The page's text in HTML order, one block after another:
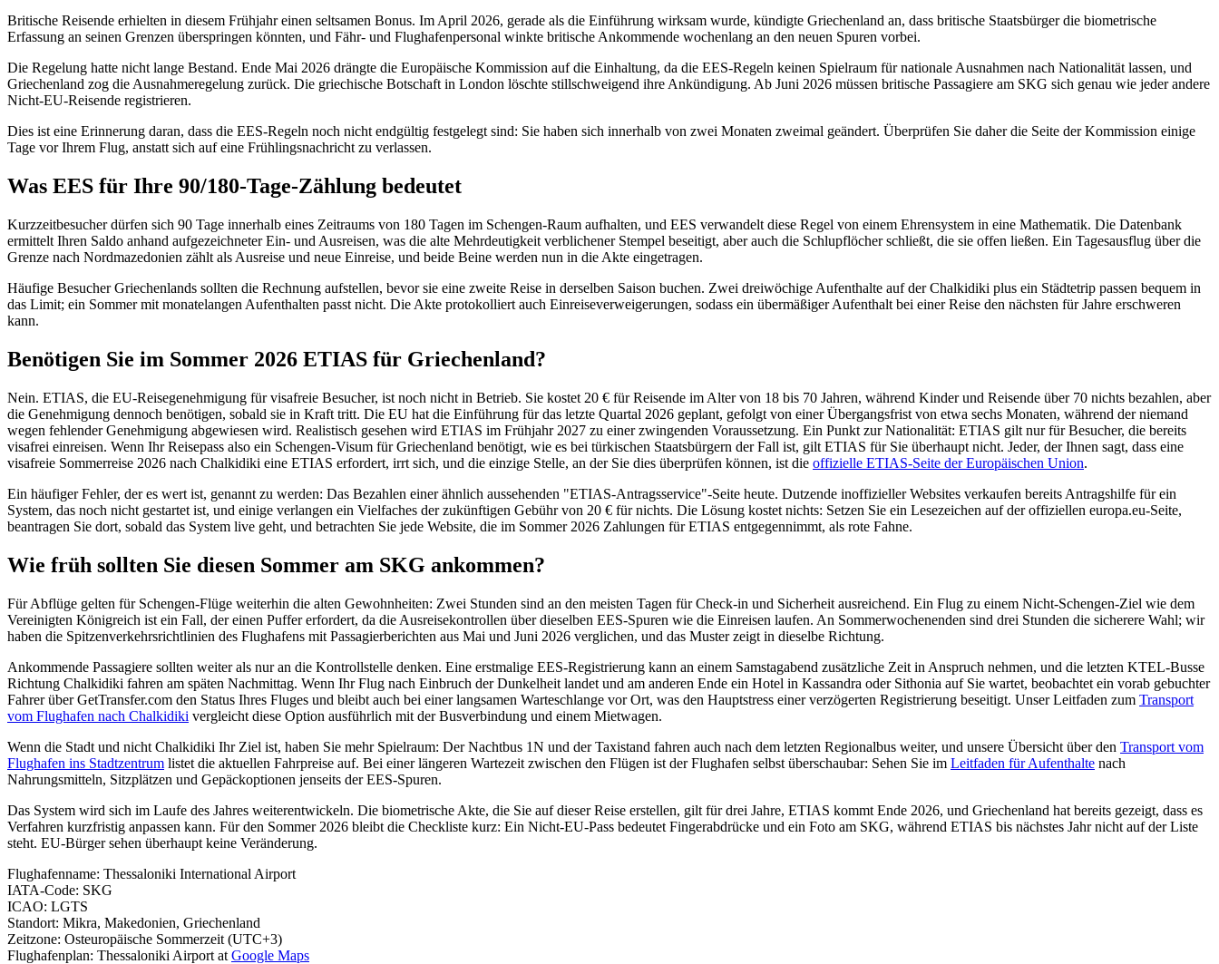
Britische Reisende erhielten in diesem Frühjahr einen seltsamen Bonus. Im April 2026, gerade als die Einführung wirksam wurde, kündigte Griechenland an, dass britische Staatsbürger die biometrische
Erfassung an seinen Grenzen überspringen könnten, und Fähr- und Flughafenpersonal winkte britische Ankommende wochenlang an den neuen Spuren vorbei.
Die Regelung hatte nicht lange Bestand. Ende Mai 2026 drängte die Europäische Kommission auf die Einhaltung, da die EES-Regeln keinen Spielraum für nationale Ausnahmen nach Nationalität lassen, und
Griechenland zog die Ausnahmeregelung zurück. Die griechische Botschaft in London löschte stillschweigend ihre Ankündigung. Ab Juni 2026 müssen britische Passagiere am SKG sich genau wie jeder andere
Nicht-EU-Reisende registrieren.
Dies ist eine Erinnerung daran, dass die EES-Regeln noch nicht endgültig festgelegt sind: Sie haben sich innerhalb von zwei Monaten zweimal geändert. Überprüfen Sie daher die Seite der Kommission einige
Tage vor Ihrem Flug, anstatt sich auf eine Frühlingsnachricht zu verlassen.
Was EES für Ihre 90/180-Tage-Zählung bedeutet
Kurzzeitbesucher dürfen sich 90 Tage innerhalb eines Zeitraums von 180 Tagen im Schengen-Raum aufhalten, und EES verwandelt diese Regel von einem Ehrensystem in eine Mathematik. Die Datenbank
ermittelt Ihren Saldo anhand aufgezeichneter Ein- und Ausreisen, was die alte Mehrdeutigkeit verblichener Stempel beseitigt, aber auch die Schlupflöcher schließt, die sie offen ließen. Ein Tagesausflug über die
Grenze nach Nordmazedonien zählt als Ausreise und neue Einreise, und beide Beine werden nun in die Akte eingetragen.
Häufige Besucher Griechenlands sollten die Rechnung aufstellen, bevor sie eine zweite Reise in derselben Saison buchen. Zwei dreiwöchige Aufenthalte auf der Chalkidiki plus ein Städtetrip passen bequem in
das Limit; ein Sommer mit monatelangen Aufenthalten passt nicht. Die Akte protokolliert auch Einreiseverweigerungen, sodass ein übermäßiger Aufenthalt bei einer Reise den nächsten für Jahre erschweren
kann.
Benötigen Sie im Sommer 2026 ETIAS für Griechenland?
Nein. ETIAS, die EU-Reisegenehmigung für visafreie Besucher, ist noch nicht in Betrieb. Sie kostet 20 € für Reisende im Alter von 18 bis 70 Jahren, während Kinder und Reisende über 70 nichts bezahlen, aber
die Genehmigung dennoch benötigen, sobald sie in Kraft tritt. Die EU hat die Einführung für das letzte Quartal 2026 geplant, gefolgt von einer Übergangsfrist von etwa sechs Monaten, während der niemand
wegen fehlender Genehmigung abgewiesen wird. Realistisch gesehen wird ETIAS im Frühjahr 2027 zu einer zwingenden Voraussetzung. Ein Punkt zur Nationalität: ETIAS gilt nur für Besucher, die bereits
visafrei einreisen. Wenn Ihr Reisepass also ein Schengen-Visum für Griechenland benötigt, wie es bei türkischen Staatsbürgern der Fall ist, gilt ETIAS für Sie überhaupt nicht. Jeder, der Ihnen sagt, dass eine
visafreie Sommerreise 2026 nach Chalkidiki eine ETIAS erfordert, irrt sich, und die einzige Stelle, an der Sie dies überprüfen können, ist die offizielle ETIAS-Seite der Europäischen Union.
Ein häufiger Fehler, der es wert ist, genannt zu werden: Das Bezahlen einer ähnlich aussehenden "ETIAS-Antragsservice"-Seite heute. Dutzende inoffizieller Websites verkaufen bereits Antragshilfe für ein
System, das noch nicht gestartet ist, und einige verlangen ein Vielfaches der zukünftigen Gebühr von 20 € für nichts. Die Lösung kostet nichts: Setzen Sie ein Lesezeichen auf der offiziellen europa.eu-Seite,
beantragen Sie dort, sobald das System live geht, und betrachten Sie jede Website, die im Sommer 2026 Zahlungen für ETIAS entgegennimmt, als rote Fahne.
Wie früh sollten Sie diesen Sommer am SKG ankommen?
Für Abflüge gelten für Schengen-Flüge weiterhin die alten Gewohnheiten: Zwei Stunden sind an den meisten Tagen für Check-in und Sicherheit ausreichend. Ein Flug zu einem Nicht-Schengen-Ziel wie dem
Vereinigten Königreich ist ein Fall, der einen Puffer erfordert, da die Ausreisekontrollen über dieselben EES-Spuren wie die Einreisen laufen. An Sommerwochenenden sind drei Stunden die sicherere Wahl; wir
haben die Spitzenverkehrsrichtlinien des Flughafens mit Passagierberichten aus Mai und Juni 2026 verglichen, und das Muster zeigt in dieselbe Richtung.
Ankommende Passagiere sollten weiter als nur an die Kontrollstelle denken. Eine erstmalige EES-Registrierung kann an einem Samstagabend zusätzliche Zeit in Anspruch nehmen, und die letzten KTEL-Busse
Richtung Chalkidiki fahren am späten Nachmittag. Wenn Ihr Flug nach Einbruch der Dunkelheit landet und am anderen Ende ein Hotel in Kassandra oder Sithonia auf Sie wartet, beobachtet ein vorab gebuchter
Fahrer über GetTransfer.com den Status Ihres Fluges und bleibt auch bei einer langsamen Warteschlange vor Ort, was den Hauptstress einer verzögerten Registrierung beseitigt. Unser Leitfaden zum Transport
vom Flughafen nach Chalkidiki vergleicht diese Option ausführlich mit der Busverbindung und einem Mietwagen.
Wenn die Stadt und nicht Chalkidiki Ihr Ziel ist, haben Sie mehr Spielraum: Der Nachtbus 1N und der Taxistand fahren auch nach dem letzten Regionalbus weiter, und unsere Übersicht über den Transport vom
Flughafen ins Stadtzentrum listet die aktuellen Fahrpreise auf. Bei einer längeren Wartezeit zwischen den Flügen ist der Flughafen selbst überschaubar: Sehen Sie im Leitfaden für Aufenthalte nach
Nahrungsmitteln, Sitzplätzen und Gepäckoptionen jenseits der EES-Spuren.
Das System wird sich im Laufe des Jahres weiterentwickeln. Die biometrische Akte, die Sie auf dieser Reise erstellen, gilt für drei Jahre, ETIAS kommt Ende 2026, und Griechenland hat bereits gezeigt, dass es
Verfahren kurzfristig anpassen kann. Für den Sommer 2026 bleibt die Checkliste kurz: Ein Nicht-EU-Pass bedeutet Fingerabdrücke und ein Foto am SKG, während ETIAS bis nächstes Jahr nicht auf der Liste
steht. EU-Bürger sehen überhaupt keine Veränderung.
Flughafenname: Thessaloniki International Airport
IATA-Code: SKG
ICAO: LGTS
Standort: Mikra, Makedonien, Griechenland
Zeitzone: Osteuropäische Sommerzeit (UTC+3)
Flughafenplan: Thessaloniki Airport at Google Maps